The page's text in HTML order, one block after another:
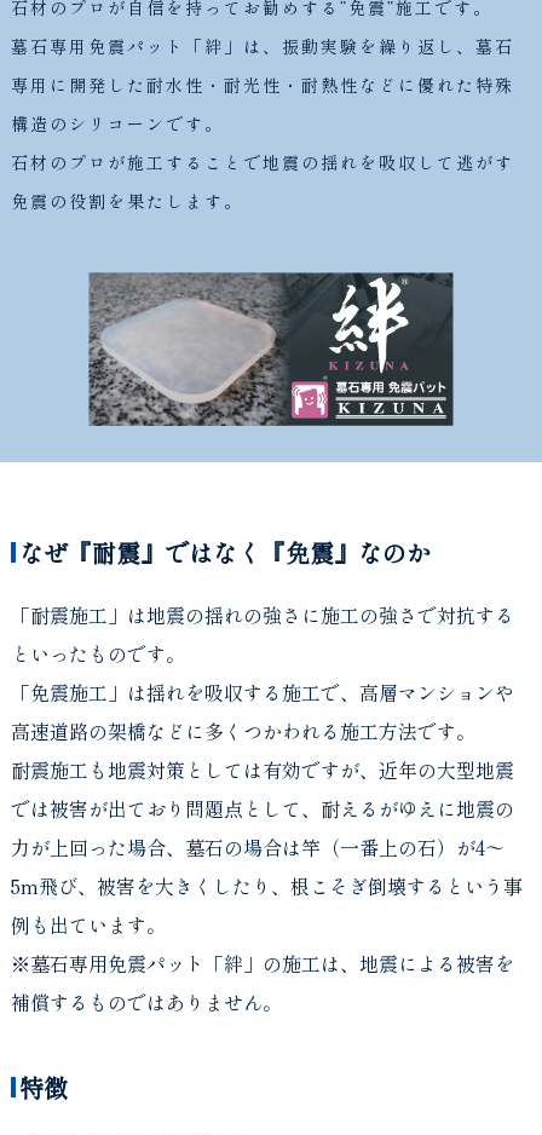
石材のプロが自信を持ってお勧めする”免震”施工です。
墓石専用免震パット「絆」は、振動実験を繰り返し、墓石
専用に開発した耐水性・耐光性・耐熱性などに優れた特殊
構造のシリコーンです。
石材のプロが施工することで地震の揺れを吸収して逃がす
免震の役割を果たします。
なぜ『耐震』ではなく『免震』なのか
「耐震施工」は地震の揺れの強さに施工の強さで対抗する
といったものです。
「免震施工」は揺れを吸収する施工で、高層マンションや
高速道路の架橋などに多くつかわれる施工方法です。
耐震施工も地震対策としては有効ですが、近年の大型地震
では被害が出ており問題点として、耐えるがゆえに地震の
力が上回った場合、墓石の場合は竿（一番上の石）が4～
5m飛び、被害を大きくしたり、根こそぎ倒壊するという事
例も出ています。
※墓石専用免震パット「絆」の施工は、地震による被害を
補償するものではありません。
特徴